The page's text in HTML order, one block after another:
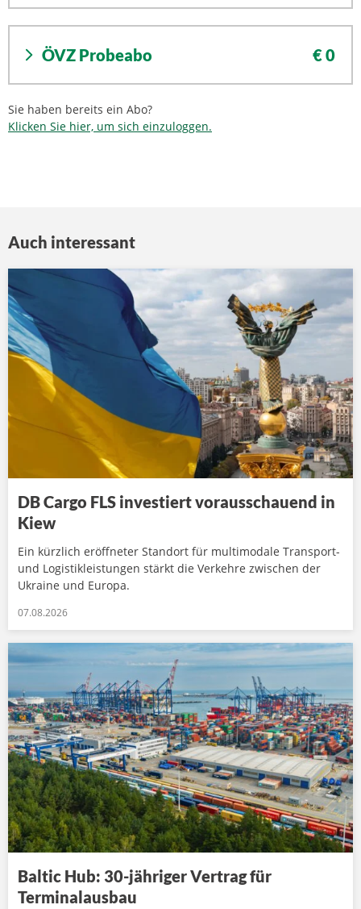
ÖVZ Probeabo € 0
Sie haben bereits ein Abo?
Klicken Sie hier, um sich einzuloggen.
Auch interessant
DB Cargo FLS investiert vorausschauend in
Kiew
Ein kürzlich eröffneter Standort für multimodale Transport-
und Logistikleistungen stärkt die Verkehre zwischen der
Ukraine und Europa.
07.08.2026
Baltic Hub: 30-jähriger Vertrag für
Terminalausbau